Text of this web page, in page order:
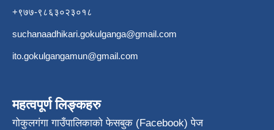
+९७७-९८६३०२३०१८
suchanaadhikari.gokulganga@gmail.com
ito.gokulgangamun@gmail.com
महत्वपूर्ण लिङ्कहरु
गोकुलगंगा गाउँपालिकाको फेसबुक (Facebook) पेज